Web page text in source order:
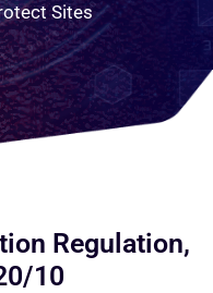
Sites
Regulation,
10